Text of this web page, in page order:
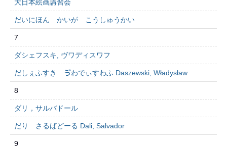
大日本絵画講習会
だいにほん かいが こうしゅうかい
7
ダシェフスキ, ヴワディスワフ
だしぇふすき ゔわでぃすわふ Daszewski, Władysław
8
ダリ，サルバドール
だり さるばどーる Dali, Salvador
9